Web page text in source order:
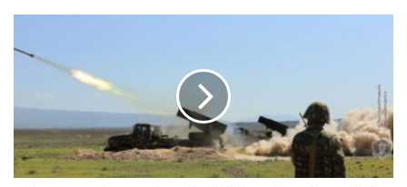
Արզումանյան Դավիթ Վլադիմիրի, ծնվ. 1986թ.
Մարտիրոսյան Ալբերտ Բարեղամի, ծնվ. 1995թ.
Սարգսյան Գառնիկ Վարդանի, ծնվ. 1990թ.